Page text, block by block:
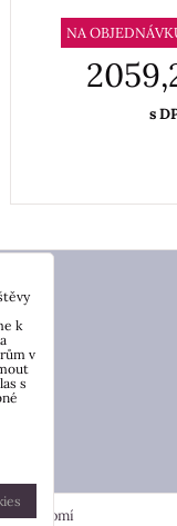
NA
s
soukromí
k
v
s